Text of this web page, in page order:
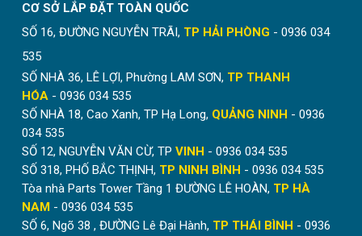
CƠ SỞ LẮP ĐẶT TOÀN QUỐC
SỐ 16, ĐƯỜNG NGUYỄN TRÃI, TP HẢI PHÒNG - 0936 034
535
SỐ NHÀ 36, LÊ LỢI, Phường LAM SƠN, TP THANH
HÓA - 0936 034 535
SỐ NHÀ 18, Cao Xanh, TP Hạ Long, QUẢNG NINH - 0936
034 535
SỐ 12, NGUYỄN VĂN CỪ, TP VINH - 0936 034 535
SỐ 318, PHỐ BẮC THỊNH, TP NINH BÌNH - 0936 034 535
Tòa nhà Parts Tower Tầng 1 ĐƯỜNG LÊ HOÀN, TP HÀ
NAM - 0936 034 535
SỐ 6, Ngõ 38 , ĐƯỜNG Lê Đại Hành, TP THÁI BÌNH - 0936